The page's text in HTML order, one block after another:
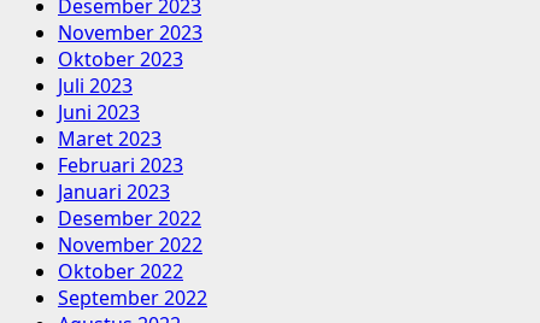
Desember 2023
November 2023
Oktober 2023
Juli 2023
Juni 2023
Maret 2023
Februari 2023
Januari 2023
Desember 2022
November 2022
Oktober 2022
September 2022